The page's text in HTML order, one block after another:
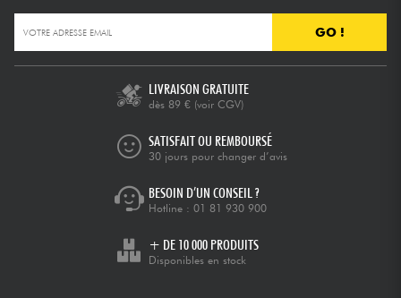
Câbles & Access. GO !
LIVRAISON GRATUITE
dès 89 € (voir CGV)
SATISFAIT OU REMBOURSÉ
30 jours pour changer d’avis
BESOIN D’UN CONSEIL ?
Hotline : 01 81 930 900
+ DE 10 000 PRODUITS
Disponibles en stock